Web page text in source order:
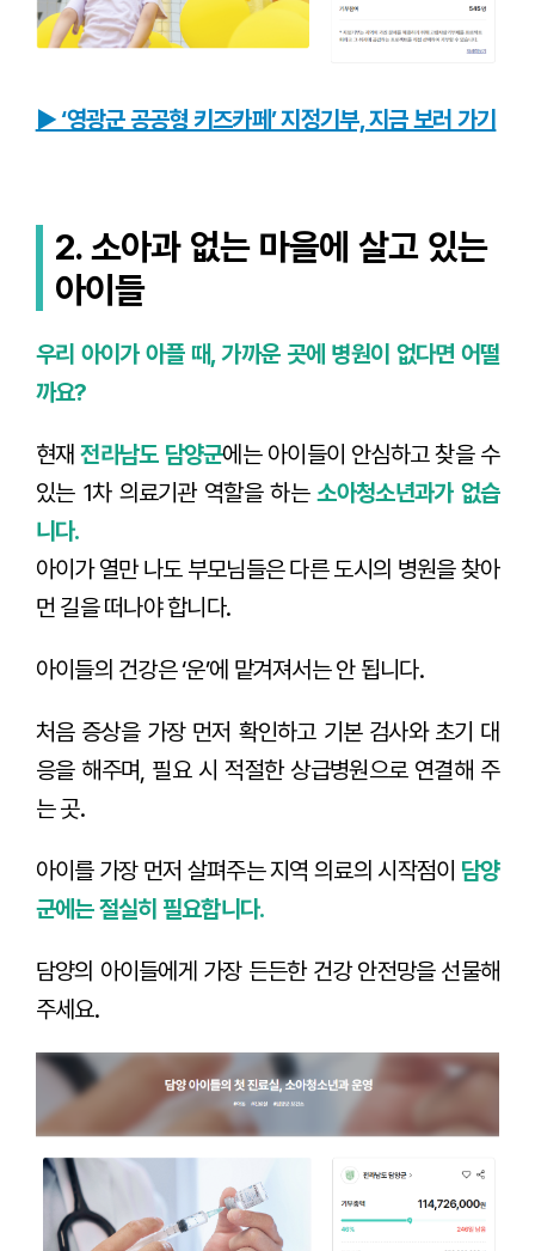
▶ ‘영광군 공공형 키즈카페’ 지정기부, 지금 보러 가기
2. 소아과 없는 마을에 살고 있는
아이들
우리 아이가 아플 때, 가까운 곳에 병원이 없다면 어떨
까요?
현재전라남도 담양군에는 아이들이 안심하고 찾을 수
있는 1차 의료기관 역할을 하는소아청소년과가 없습
니다.
아이가 열만 나도 부모님들은 다른 도시의 병원을 찾아
먼 길을 떠나야 합니다.
아이들의 건강은 ‘운’에 맡겨져서는 안 됩니다.
처음 증상을 가장 먼저 확인하고 기본 검사와 초기 대
응을 해주며, 필요 시 적절한 상급병원으로 연결해 주
는 곳.
아이를 가장 먼저 살펴주는 지역 의료의 시작점이 담양
군에는 절실히 필요합니다.
담양의 아이들에게 가장 든든한 건강 안전망을 선물해
주세요.